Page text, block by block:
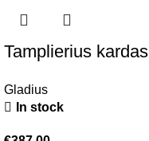
Tamplierius kardas
Gladius
In stock